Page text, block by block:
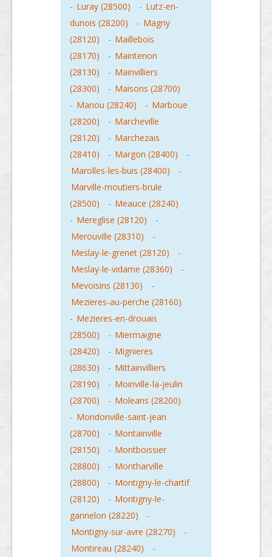
- Luray (28500) - Lutz-en-
dunois (28200)
- Magny
(28120)
- Maillebois
(28170)
- Maintenon
(28130)
- Mainvilliers
(28300)
- Maisons (28700)
- Manou (28240) - Marboue
(28200)
- Marcheville
(28120)
- Marchezais
(28410)
- Margon (28400)
-
Marolles-les-buis (28400)
-
Marville-moutiers-brule
(28500)
- Meauce (28240)
- Mereglise (28120)
-
Merouville (28310)
-
Meslay-le-grenet (28120)
-
Meslay-le-vidame (28360)
-
Mevoisins (28130)
-
Mezieres-au-perche (28160)
- Mezieres-en-drouais
(28500)
- Miermaigne
(28420)
- Mignieres
(28630)
- Mittainvilliers
(28190)
- Moinville-la-jeulin
(28700)
- Moleans (28200)
- Mondonville-saint-jean
(28700)
- Montainville
(28150)
- Montboissier
(28800)
- Montharville
(28800)
- Montigny-le-chartif
(28120)
- Montigny-le-
gannelon (28220)
-
Montigny-sur-avre (28270)
-
Montireau (28240)
-